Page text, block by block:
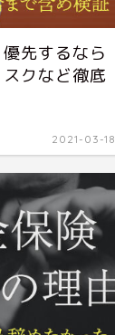
先するなら
クなど徹底
2021-03-18